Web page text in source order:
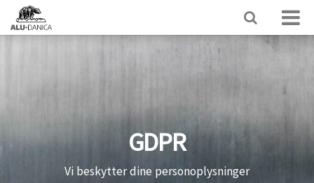
GDPR
Vi beskytter dine personoplysninger